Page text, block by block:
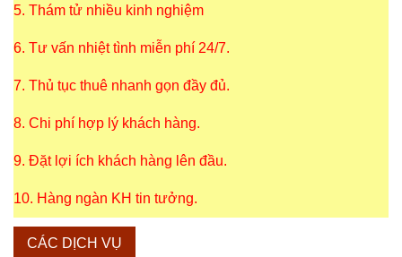
5. Thám tử nhiều kinh nghiệm
6. Tư vấn nhiệt tình miễn phí 24/7.
7. Thủ tục thuê nhanh gọn đầy đủ.
8. Chi phí hợp lý khách hàng.
9. Đặt lợi ích khách hàng lên đầu.
10. Hàng ngàn KH tin tưởng.
CÁC DỊCH VỤ